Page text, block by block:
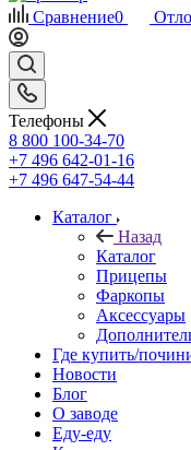
Сравнение0
Телефоны
8 800 100-34-70
+7 496 642-01-16
+7 496 647-54-44
Каталог
Назад
Каталог
Прицепы
Фаркопы
Аксессуары
Где купить/
Новости
Блог
О заводе
Еду-еду